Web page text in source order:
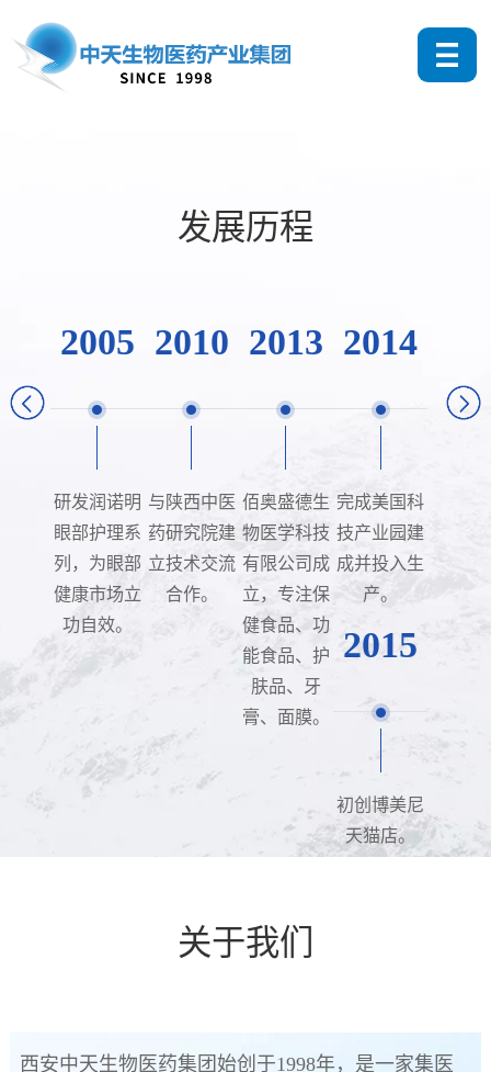
发展历程
2005
研发润诺明
眼部护理系
列，为眼部
健康市场立
功自效。
2010
与陕西中医
药研究院建
立技术交流
合作。
2013
佰奥盛德生
物医学科技
有限公司成
立，专注保
健食品、功
能食品、护
肤品、牙
膏、面膜。
2014
完成美国科
技产业园建
成并投入生
产。
2015
初创博美尼
天猫店。
关于我们
西安中天生物医药集团始创于1998年，是一家集医